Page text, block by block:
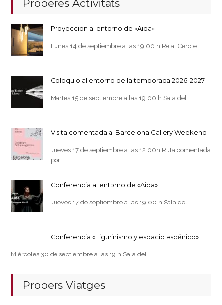
Properes Activitats
Proyeccion al entorno de «Aida»
Lunes 14 de septiembre a las 19:00 h Reial Cercle…
Coloquio al entorno de la temporada 2026-2027
Martes 15 de septiembre a las 19:00 h Sala del…
Visita comentada al Barcelona Gallery Weekend
Jueves 17 de septiembre a las 12:00h Ruta comentada
por…
Conferencia al entorno de «Aida»
Jueves 17 de septiembre a las 19:00 h Sala del…
Conferencia «Figurinismo y espacio escénico»
Miércoles 30 de septiembre a las 19 h Sala del…
Propers Viatges